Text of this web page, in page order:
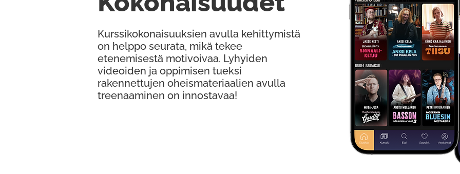
Kurssikokonaisuuksien avulla kehittymistä
on helppo seurata, mikä tekee
etenemisestä motivoivaa. Lyhyiden
videoiden ja oppimisen tueksi
rakennettujen oheismateriaalien avulla
treenaaminen on innostavaa!